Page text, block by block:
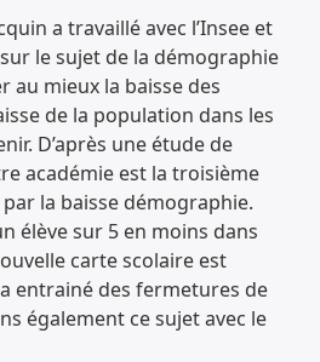
a travaillé avec l’Insee et
le sujet de la démographie
au mieux la baisse des
de la population dans les
D’après une étude de
académie est la troisième
la baisse démographie.
élève sur 5 en moins dans
carte scolaire est
entrainé des fermetures de
également ce sujet avec le